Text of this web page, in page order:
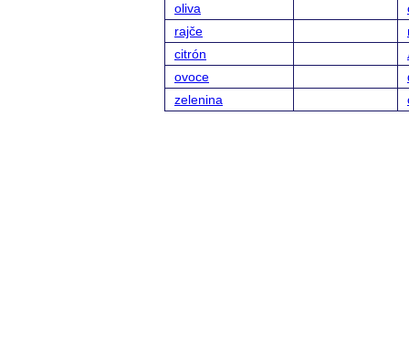
oliva
rajče
citrón
ovoce
zelenina